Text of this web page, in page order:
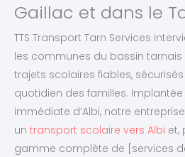
Gaillac et dans le
TTS Transport Tarn Services
les communes du bassin
trajets scolaires fiables,
quotidien des familles.
immédiate d’Albi, notre
un transport scolaire vers Albi et,
gamme complète de [services